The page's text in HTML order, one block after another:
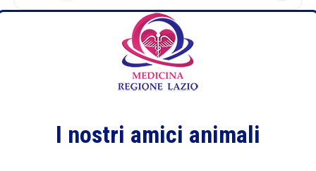
I nostri amici animali